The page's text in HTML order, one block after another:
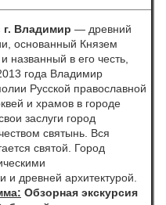
г. Владимир — древний
основанный Князем
в его честь,
года Владимир
Русской православной
и храмов в городе
заслуги город
святынь. Вся
святой. Город
и древней архитектурой.
Обзорная экскурсия